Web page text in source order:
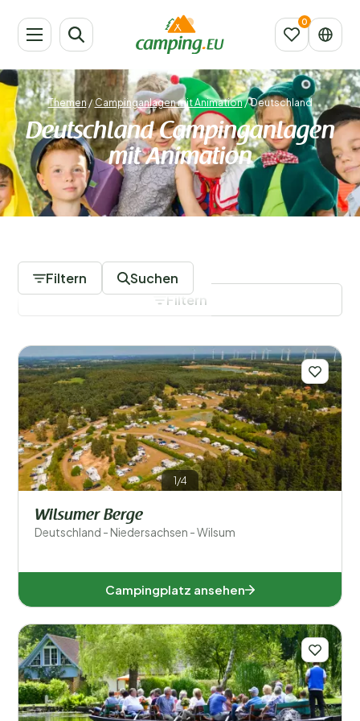
Themen /Campinganlagen mit Animation/Deutschland
Deutschland Campinganlagen
mit Animation
Filtern Suchen
Regionen
Baden-Württemberg (2)
Filter speichern
Filtern
1/4
Wilsumer Berge
Deutschland - Niedersachsen - Wilsum
Campingplatz ansehen